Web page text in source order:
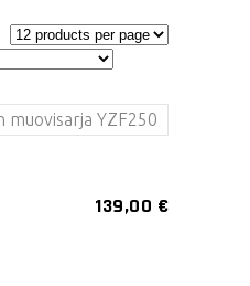
Tällä
on
139,00 €